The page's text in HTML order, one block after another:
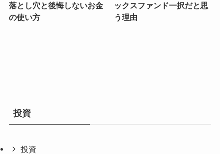
落とし穴と後悔しないお金
の使い方
ックスファンド一択だと思
う理由
投資
投資